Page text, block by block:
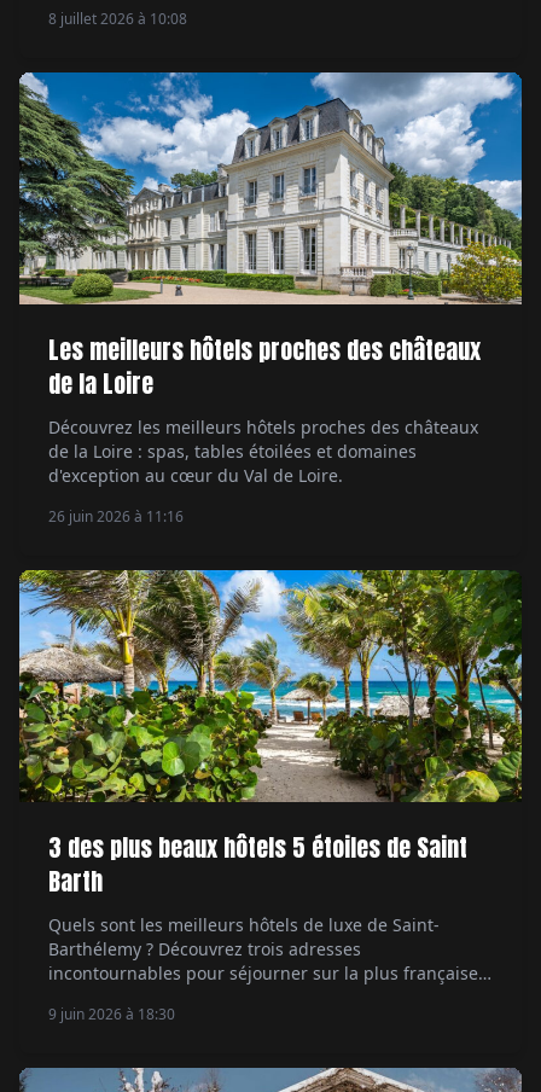
8 juillet 2026 à 10:08
Les meilleurs hôtels proches des châteaux
de la Loire
Découvrez les meilleurs hôtels proches des châteaux
de la Loire : spas, tables étoilées et domaines
d'exception au cœur du Val de Loire.
26 juin 2026 à 11:16
3 des plus beaux hôtels 5 étoiles de Saint
Barth
Quels sont les meilleurs hôtels de luxe de Saint-
Barthélemy ? Découvrez trois adresses
incontournables pour séjourner sur la plus française
9 juin 2026 à 18:30